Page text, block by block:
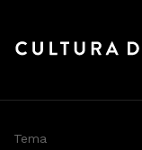
Tema